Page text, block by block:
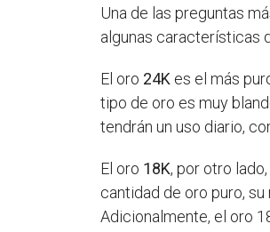
Una de las preguntas
algunas características
El oro 24K es el más
tipo de oro es muy
tendrán un uso diario,
El oro 18K, por otro
cantidad de oro puro,
Adicionalmente, el oro